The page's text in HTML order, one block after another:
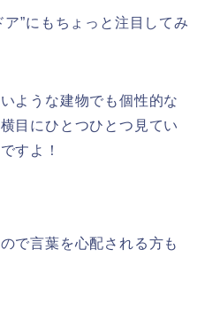
”にもちょっと注目してみ
ような建物でも個性的な
目にひとつひとつ見てい
すよ！
で言葉を心配される方も